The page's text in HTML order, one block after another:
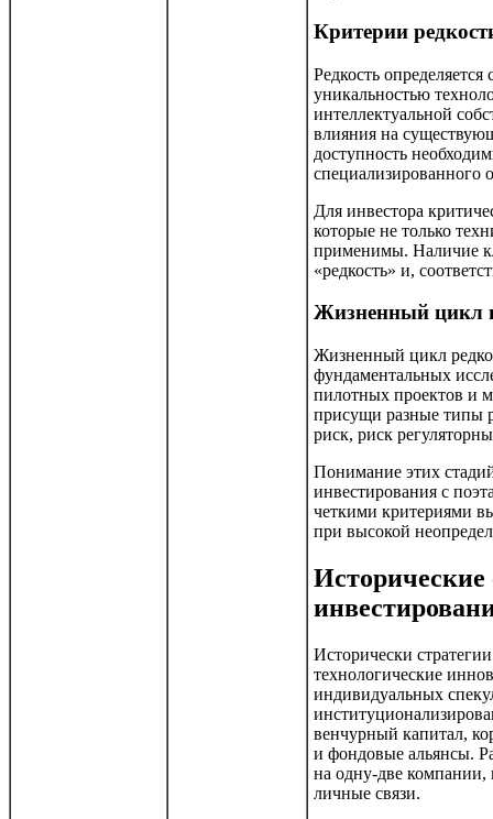
Критерии
Редкость
уникальностью
интеллектуальной
влияния на
доступность
специализированного
Для инвестора
которые не только
применимы. Наличие
«редкость» и,
Жизненный цикл
Жизненный цикл
фундаментальных
пилотных проектов и
присущи разные типы
риск, риск
Понимание этих
инвестирования с
четкими критериями
при высокой
Исторические
Исторически
технологические
индивидуальных
венчурный капитал,
и фондовые альянсы.
на одну-две компании,
личные связи.